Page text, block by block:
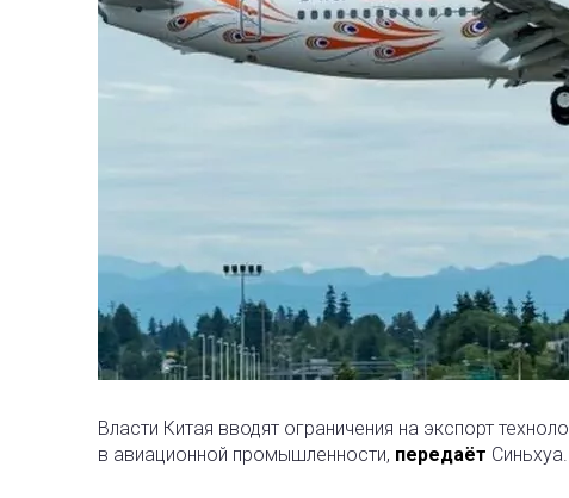
Власти Китая вводят ограничения на экспорт
в авиационной промышленности, передаёт Синьхуа.